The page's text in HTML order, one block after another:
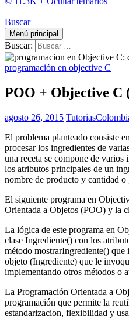
Buscar
Menú principal
Buscar:
programación en objective C
POO + Objective C
agosto 26, 2015
El problema planteado consiste
procesar los ingredientes de
una receta se compone de varios
los atributos principales de un
nombre de producto y cantidad o
El siguiente programa en
Orientada a Objetos (POO) y la
La lógica de este programa en
clase Ingrediente() con los
método mostrarIngrediente() que
objeto (Ingrediente) que le
implementando otros métodos o
La Programación Orientada a
programación que permite la
estandarizacion, flexibilidad y